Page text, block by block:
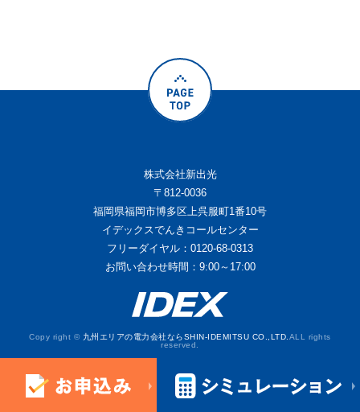
株式会社新出光
〒812-0036
福岡県福岡市博多区上呉服町1番10号
イデックスでんきコールセンター
フリーダイヤル：0120-68-0313
お問い合わせ時間：9:00～17:00
Copy right © 九州エリアの電力会社ならSHIN-IDEMITSU CO.,LTD. ALL rights
reserved.